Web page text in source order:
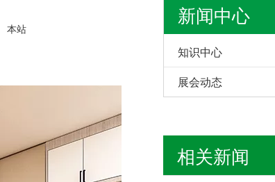
本站
新闻中心
知识中心
展会动态
相关新闻